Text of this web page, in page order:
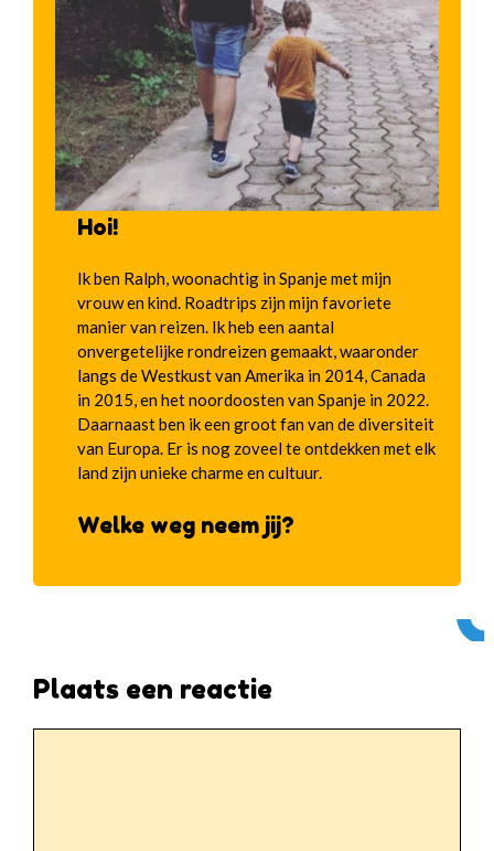
Hoi!
Ik ben Ralph, woonachtig in Spanje met mijn
vrouw en kind. Roadtrips zijn mijn favoriete
manier van reizen. Ik heb een aantal
onvergetelijke rondreizen gemaakt, waaronder
langs de Westkust van Amerika in 2014, Canada
in 2015, en het noordoosten van Spanje in 2022.
Daarnaast ben ik een groot fan van de diversiteit
van Europa. Er is nog zoveel te ontdekken met elk
land zijn unieke charme en cultuur.
Welke weg neem jij?
Plaats een reactie